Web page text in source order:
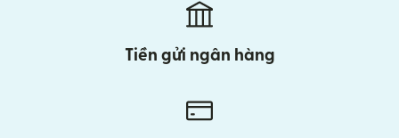
Tiền gửi ngân hàng